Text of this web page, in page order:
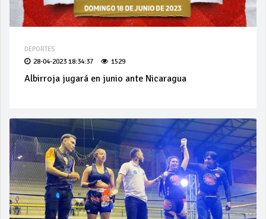
DEPORTES
28-04-2023 18:34:37 1529
Albirroja jugará en junio ante Nicaragua